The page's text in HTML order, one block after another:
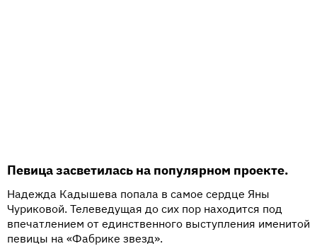
Певица засветилась на популярном проекте.
Надежда Кадышева попала в самое сердце Яны
Чуриковой. Телеведущая до сих пор находится под
впечатлением от единственного выступления именитой
певицы на «Фабрике звезд».